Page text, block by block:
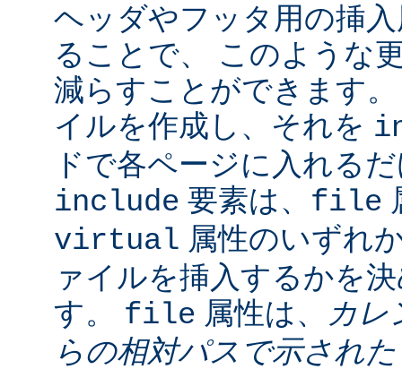
ヘッダやフッタ用の挿
ることで、 このような
減らすことができます
イルを作成し、それを
ドで各ページに入れる
include 要素は、 file
virtual 属性のいずれ
ァイルを挿入するかを
す。 file 属性は、
カ
らの相対パスで示され